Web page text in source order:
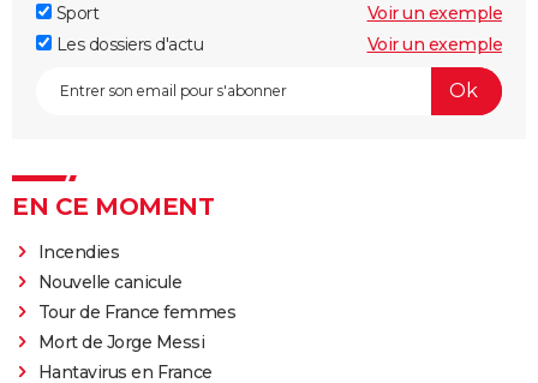
Sport
Voir un exemple
Les dossiers d'actu
Voir un exemple
EN CE MOMENT
Incendies
Nouvelle canicule
Tour de France femmes
Mort de Jorge Messi
Hantavirus en France